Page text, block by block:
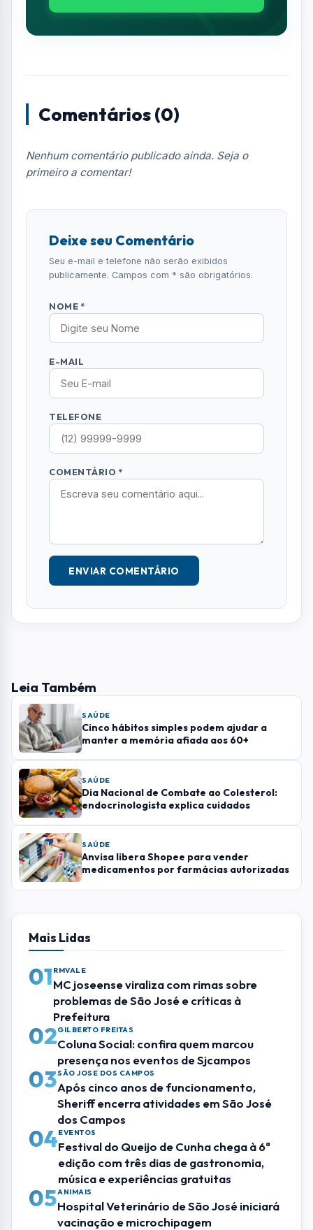
Comentários (0)
Nenhum comentário publicado ainda. Seja o
primeiro a comentar!
Deixe seu Comentário
Seu e-mail e telefone não serão exibidos
publicamente. Campos com * são obrigatórios.
NOME *
E-MAIL
TELEFONE
COMENTÁRIO *
ENVIAR COMENTÁRIO
Leia Também
SAÚDE
Cinco hábitos simples podem ajudar a
manter a memória afiada aos 60+
SAÚDE
Dia Nacional de Combate ao Colesterol:
endocrinologista explica cuidados
SAÚDE
Anvisa libera Shopee para vender
medicamentos por farmácias autorizadas
Mais Lidas
01 RMVALE
MC joseense viraliza com rimas sobre
problemas de São José e críticas à
Prefeitura
02GILBERTO FREITAS
Coluna Social: confira quem marcou
presença nos eventos de Sjcampos
03SÃO JOSE DOS CAMPOS
Após cinco anos de funcionamento,
Sheriff encerra atividades em São José
dos Campos
04EVENTOS
Festival do Queijo de Cunha chega à 6ª
edição com três dias de gastronomia,
música e experiências gratuitas
05ANIMAIS
Hospital Veterinário de São José iniciará
vacinação e microchipagem